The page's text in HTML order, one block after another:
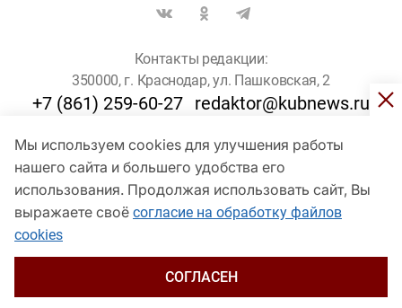
Мы используем cookies для улучшения работы
нашего сайта и большего удобства его
использования. Продолжая использовать сайт, Вы
выражаете своё согласие на обработку файлов
cookies
СОГЛАСЕН
Контакты редакции:
350000, г. Краснодар, ул. Пашковская, 2
+7 (861) 259-60-27 redaktor@kubnews.ru
Для пользователей старше 16 лет
© Кубанские Новости, 2017
Сетевое издание «kubnews» зарегистрировано Федеральной
службой по надзору в сфере связи, информационных технологий
и массовых коммуникаций (Роскомнадзор). Регистрационный
Пашковская, 2). Главный редактор – Филиппов О. Ю.